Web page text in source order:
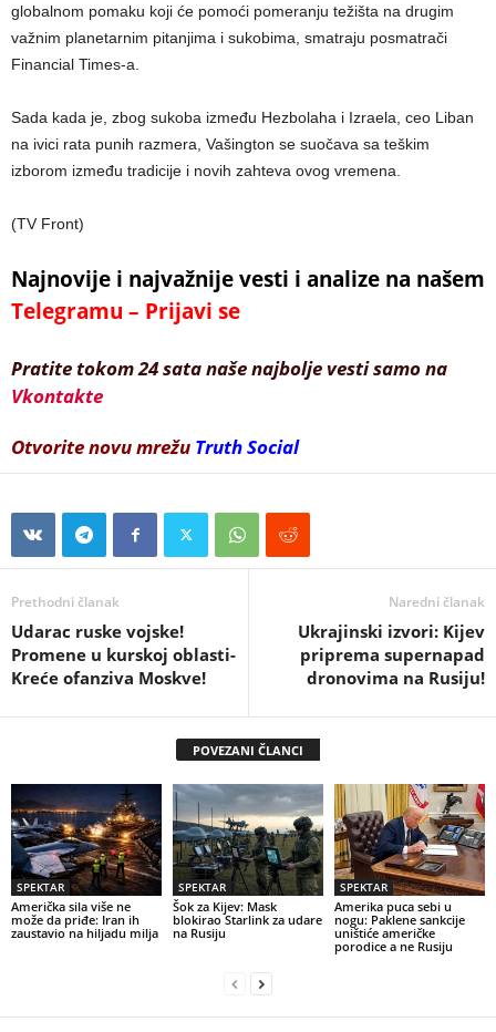
globalnom pomaku koji će pomoći pomeranju težišta na drugim
važnim planetarnim pitanjima i sukobima, smatraju posmatrači
Financial Times-a.
Sada kada je, zbog sukoba između Hezbolaha i Izraela, ceo Liban
na ivici rata punih razmera, Vašington se suočava sa teškim
izborom između tradicije i novih zahteva ovog vremena.
(TV Front)
Najnovije i najvažnije vesti i analize na našem
Telegramu – Prijavi se
Pratite tokom 24 sata naše najbolje vesti samo na
Vkontakte
Otvorite novu mrežu Truth Social
Prethodni članak
Udarac ruske vojske!
Promene u kurskoj oblasti-
Kreće ofanziva Moskve!
Naredni članak
Ukrajinski izvori: Kijev
priprema supernapad
dronovima na Rusiju!
POVEZANI ČLANCI
SPEKTAR
Američka sila više ne
može da priđe: Iran ih
zaustavio na hiljadu milja
SPEKTAR
Šok za Kijev: Mask
blokirao Starlink za udare
na Rusiju
SPEKTAR
Amerika puca sebi u
nogu: Paklene sankcije
uništiće američke
porodice a ne Rusiju